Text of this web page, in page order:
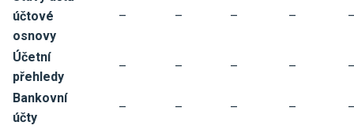
účtové
osnovy
– – – –
Účetní
přehledy
– – – –
Bankovní
účty
– – – –